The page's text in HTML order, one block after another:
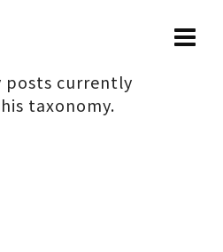
currently
taxonomy.